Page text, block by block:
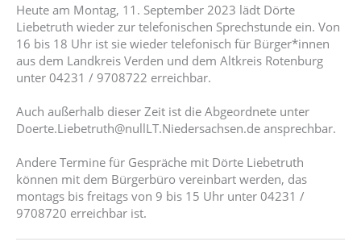
Heute am Montag, 11. September 2023 lädt Dörte
Liebetruth wieder zur telefonischen Sprechstunde ein. Von
16 bis 18 Uhr ist sie wieder telefonisch für Bürger*innen
aus dem Landkreis Verden und dem Altkreis Rotenburg
unter 04231 / 9708722 erreichbar.
Auch außerhalb dieser Zeit ist die Abgeordnete unter
Doerte.Liebetruth@nullLT.Niedersachsen.de ansprechbar.
Andere Termine für Gespräche mit Dörte Liebetruth
können mit dem Bürgerbüro vereinbart werden, das
montags bis freitags von 9 bis 15 Uhr unter 04231 /
9708720 erreichbar ist.